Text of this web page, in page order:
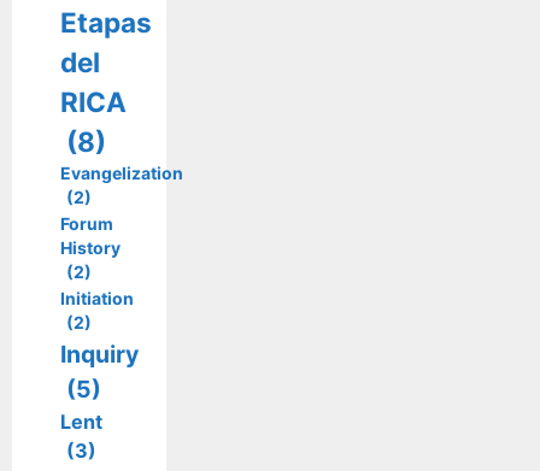
Etapas
del
RICA
(8)
Evangelization
(2)
Forum
History
(2)
Initiation
(2)
Inquiry
(5)
Lent
(3)